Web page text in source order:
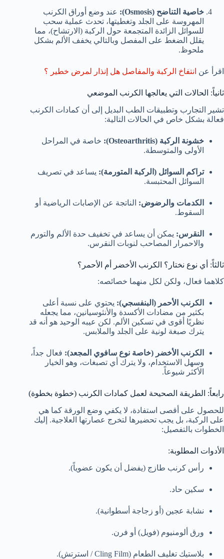
خاصية التناضح (Osmosis):
عند وضع أوراق الكرنب
المهروسة على الجلد وتغطيتها، تحدث عملية سحب
للسوائل الزائدة المتجمعة حول الركبة (الارتشاح)، مما
يقلل الضغط على المفصل وبالتالي يخفف الألم بشكل
ملحوظ.
اقرأ عن انتفاخ الركبة والمفاصل هل إنذار لمرض خطير ؟
ثانياً: الحالات التي يعالجها الكرنب الموضعي
تشير التجارب وتطبيقات الطب البديل إلى أن كمادات الكرنب
فعالة بشكل خاص في الحالات التالية:
خشونة الركبة (Osteoarthritis):
خاصة في المراحل
الأولى والمتوسطة.
تراكم السوائل (الركبة المتورمة): يساعد في تصريف
السوائل المحتبسة.
الكدمات والرضوض: الناتجة عن الإصابات الرياضية أو
السقوط.
النقرس: يمكن أن يساعد في تخفيف حدة الألم والتورم
والاحمرار المصاحب لنوبات النقرس.
ثالثاً: أي نوع نختار؟ الكرنب الأخضر أم الأحمر؟
كلاهما فعال، ولكن لكل منهما خصائصه:
الكرنب الأحمر (البنفسجي): يحتوي على نسبة أعلى
بكثير من مضادات الأكسدة والأنثوسيانين، مما يجعله
نظريًا أقوى في تسكين الألم. لكن عيبه الوحيد هو أنه قد
يترك صبغة لونية على الجلد والملابس.
الكرنب الأخضر (خاصة نوع سافوي المجعد): فعال جداً،
وسهل الاستخدام، ولا يترك أي تصبغات، وهو الخيار
الأكثر شيوعاً.
رابعاً: الطريقة الصحيحة لعمل كمادات الكرنب (خطوة بخطوة)
للحصول على أقصى استفادة، لا يكفي وضع الورقة كما هي
على الركبة، بل يجب تحضيرها لتخرج عصارتها العلاجية. إليك
الخطوات بالتفصيل:
الأدوات المطلوبة:
رأس كرنب طازج (يفضل أن يكون عضوياً).
سكين حاد.
نشابة عجين (أو زجاجة أسطوانية).
ورق ألومنيوم (فويل) أو فرن.
بلاستيك تغليف الطعام (Cling Film / استرتش).